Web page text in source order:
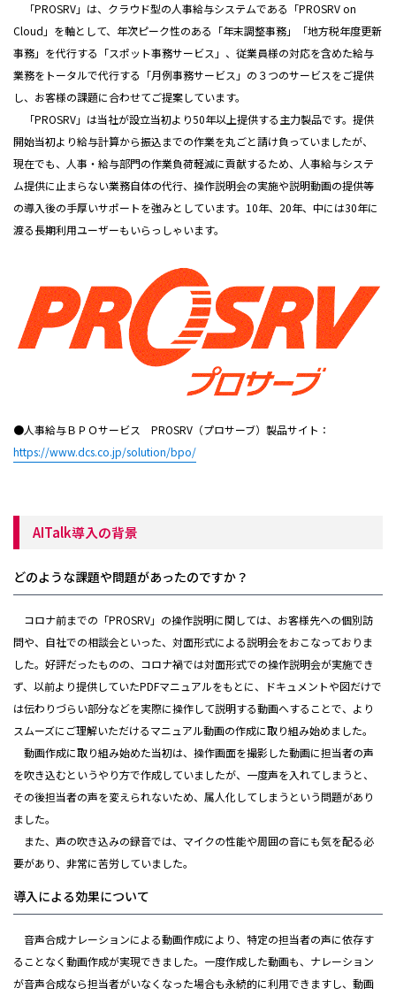
「PROSRV」は、クラウド型の人事給与システムである「PROSRV on
Cloud」を軸として、年次ピーク性のある「年末調整事務」「地方税年度更新
事務」を代行する「スポット事務サービス」、従業員様の対応を含めた給与
業務をトータルで代行する「月例事務サービス」の３つのサービスをご提供
し、お客様の課題に合わせてご提案しています。
「PROSRV」は当社が設立当初より50年以上提供する主力製品です。提供
開始当初より給与計算から振込までの作業を丸ごと請け負っていましたが、
現在でも、人事・給与部門の作業負荷軽減に貢献するため、人事給与システ
ム提供に止まらない業務自体の代行、操作説明会の実施や説明動画の提供等
の導入後の手厚いサポートを強みとしています。10年、20年、中には30年に
渡る長期利用ユーザーもいらっしゃいます。
●人事給与ＢＰＯサービス PROSRV（プロサーブ）製品サイト：
https://www.dcs.co.jp/solution/bpo/
AITalk導入の背景
どのような課題や問題があったのですか？
コロナ前までの「PROSRV」の操作説明に関しては、お客様先への個別訪
問や、自社での相談会といった、対面形式による説明会をおこなっておりま
した。好評だったものの、コロナ禍では対面形式での操作説明会が実施でき
ず、以前より提供していたPDFマニュアルをもとに、ドキュメントや図だけで
は伝わりづらい部分などを実際に操作して説明する動画へすることで、より
スムーズにご理解いただけるマニュアル動画の作成に取り組み始めました。
動画作成に取り組み始めた当初は、操作画面を撮影した動画に担当者の声
を吹き込むというやり方で作成していましたが、一度声を入れてしまうと、
その後担当者の声を変えられないため、属人化してしまうという問題があり
ました。
また、声の吹き込みの録音では、マイクの性能や周囲の音にも気を配る必
要があり、非常に苦労していました。
導入による効果について
音声合成ナレーションによる動画作成により、特定の担当者の声に依存す
ることなく動画作成が実現できました。一度作成した動画も、ナレーション
が音声合成なら担当者がいなくなった場合も永続的に利用できますし、動画